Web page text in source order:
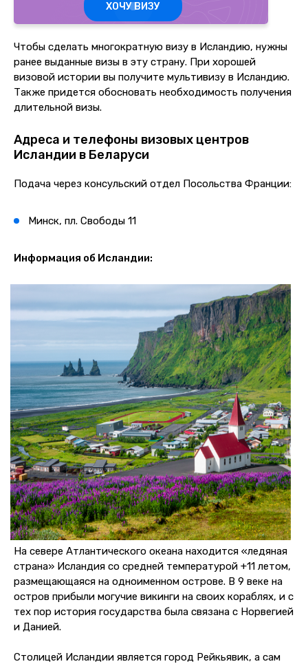
ХОЧУ ВИЗУ
Чтобы сделать многократную визу в Исландию, нужны
ранее выданные визы в эту страну. При хорошей
визовой истории вы получите мультивизу в Исландию.
Также придется обосновать необходимость получения
длительной визы.
Адреса и телефоны визовых центров
Исландии в Беларуси
Подача через консульский отдел Посольства Франции:
Минск, пл. Свободы 11
Информация об Исландии:
На севере Атлантического океана находится «ледяная
страна» Исландия со средней температурой +11 летом,
размещающаяся на одноименном острове. В 9 веке на
остров прибыли могучие викинги на своих кораблях, и с
тех пор история государства была связана с Норвегией
и Данией.
Столицей Исландии является город Рейкьявик, а сам